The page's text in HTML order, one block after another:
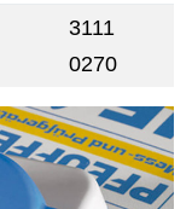
3111
0270